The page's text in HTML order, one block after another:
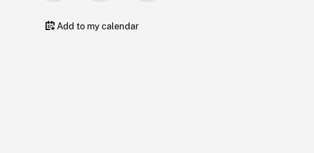
Add to my calendar